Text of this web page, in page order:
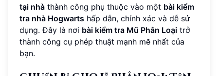
tại nhà thành công phụ thuộc vào một bài kiểm
tra nhà Hogwarts hấp dẫn, chính xác và dễ sử
dụng. Đây là nơi bài kiểm tra Mũ Phân Loại trở
thành công cụ phép thuật mạnh mẽ nhất của
bạn.